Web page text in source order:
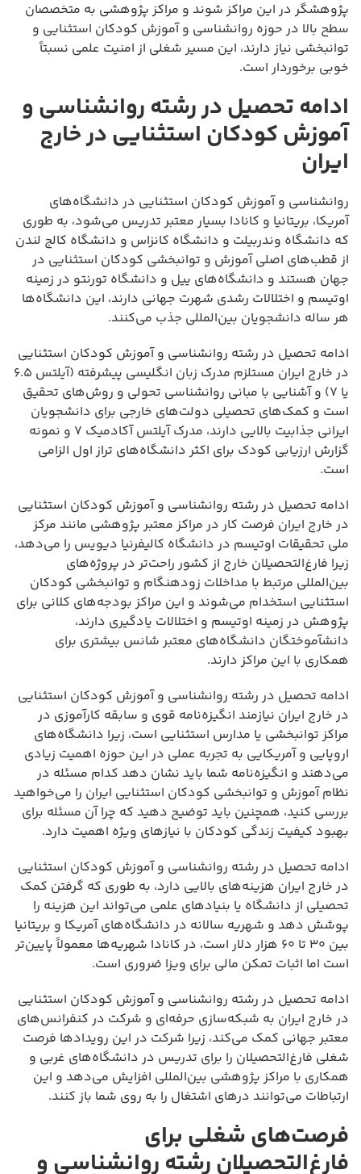
پژوهشگر در این مراکز شوند و مراکز پژوهشی به متخصصان
سطح بالا در حوزه روانشناسی و آموزش کودکان استثنایی و
توانبخشی نیاز دارند، این مسیر شغلی از امنیت علمی نسبتاً
خوبی برخوردار است.
ادامه تحصیل در رشته روانشناسی و
آموزش کودکان استثنایی در خارج
ایران
روانشناسی و آموزش کودکان استثنایی در دانشگاه‌های
آمریکا، بریتانیا و کانادا بسیار معتبر تدریس می‌شود، به طوری
که دانشگاه وندربیلت و دانشگاه کانزاس و دانشگاه کالج لندن
از قطب‌های اصلی آموزش و توانبخشی کودکان استثنایی در
جهان هستند و دانشگاه‌های ییل و دانشگاه تورنتو در زمینه
اوتیسم و اختلالات رشدی شهرت جهانی دارند، این دانشگاه‌ها
هر ساله دانشجویان بین‌المللی جذب می‌کنند.
ادامه تحصیل در رشته روانشناسی و آموزش کودکان استثنایی
در خارج ایران مستلزم مدرک زبان انگلیسی پیشرفته (آیلتس ۶.۵
یا ۷) و آشنایی با مبانی روانشناسی تحولی و روش‌های تحقیق
است و کمک‌های تحصیلی دولت‌های خارجی برای دانشجویان
ایرانی جذابیت بالایی دارند، مدرک آیلتس آکادمیک ۷ و نمونه
گزارش ارزیابی کودک برای اکثر دانشگاه‌های تراز اول الزامی
است.
ادامه تحصیل در رشته روانشناسی و آموزش کودکان استثنایی
در خارج ایران فرصت کار در مراکز معتبر پژوهشی مانند مرکز
ملی تحقیقات اوتیسم در دانشگاه کالیفرنیا دیویس را می‌دهد،
زیرا فارغ‌التحصیلان خارج از کشور راحت‌تر در پروژه‌های
بین‌المللی مرتبط با مداخلات زودهنگام و توانبخشی کودکان
استثنایی استخدام می‌شوند و این مراکز بودجه‌های کلانی برای
پژوهش در زمینه اوتیسم و اختلالات یادگیری دارند،
دانشآموختگان دانشگاه‌های معتبر شانس بیشتری برای
همکاری با این مراکز دارند.
ادامه تحصیل در رشته روانشناسی و آموزش کودکان استثنایی
در خارج ایران نیازمند انگیزه‌نامه قوی و سابقه کارآموزی در
مراکز توانبخشی یا مدارس استثنایی است، زیرا دانشگاه‌های
اروپایی و آمریکایی به تجربه عملی در این حوزه اهمیت زیادی
می‌دهند و انگیزه‌نامه شما باید نشان دهد کدام مسئله در
نظام آموزش و توانبخشی کودکان استثنایی ایران را می‌خواهید
بررسی کنید، همچنین باید توضیح دهید که چرا آن مسئله برای
بهبود کیفیت زندگی کودکان با نیازهای ویژه اهمیت دارد.
ادامه تحصیل در رشته روانشناسی و آموزش کودکان استثنایی
در خارج ایران هزینه‌های بالایی دارد، به طوری که گرفتن کمک
تحصیلی از دانشگاه یا بنیادهای علمی می‌تواند این هزینه را
پوشش دهد و شهریه سالانه در دانشگاه‌های آمریکا و بریتانیا
بین ۳۰ تا ۶۰ هزار دلار است، در کانادا شهریه‌ها معمولاً پایین‌تر
است اما اثبات تمکن مالی برای ویزا ضروری است.
ادامه تحصیل در رشته روانشناسی و آموزش کودکان استثنایی
در خارج ایران به شبکه‌سازی حرفه‌ای و شرکت در کنفرانس‌های
معتبر جهانی کمک می‌کند، زیرا شرکت در این رویدادها فرصت
شغلی فارغ‌التحصیلان را برای تدریس در دانشگاه‌های غربی و
همکاری با مراکز پژوهشی بین‌المللی افزایش می‌دهد و این
ارتباطات می‌توانند درهای اشتغال را به روی شما باز کنند.
فرصت‌های شغلی برای
فارغ‌التحصیلان رشته روانشناسی و